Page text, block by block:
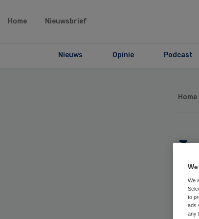
Home Nieuwsbrief
Nieuws Opinie Podcast
Home
We
to
ads
any